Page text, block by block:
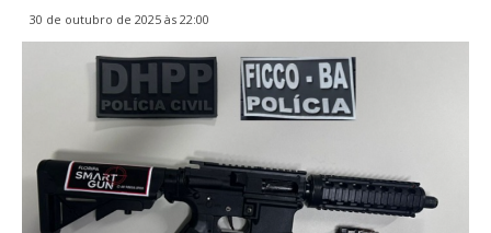
30 de outubro de 2025 às 22:00